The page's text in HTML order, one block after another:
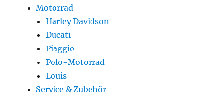
Motorrad
Harley Davidson
Ducati
Piaggio
Polo-Motorrad
Louis
Service & Zubehör